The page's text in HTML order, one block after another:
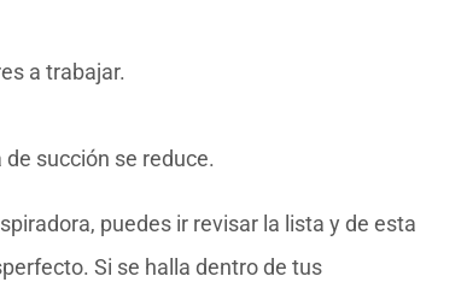
a trabajar.
succión se reduce.
puedes ir revisar la lista y de esta
Si se halla dentro de tus